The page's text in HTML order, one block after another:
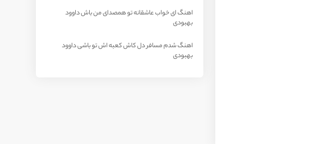
اهنگ ای خواب عاشقانه تو همصدای من باش داوود
بهبودی
اهنگ شدم مسافر دل کاش کعبه اش تو باشی داوود
بهبودی